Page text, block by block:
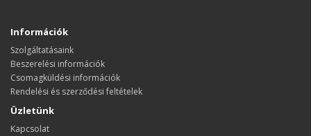
Információk
Szolgáltatásaink
Beszerelési információk
Csomagküldési információk
Rendelési és szerződési feltételek
Üzletünk
Kapcsolat